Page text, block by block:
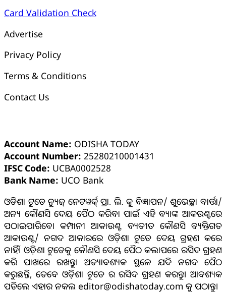
Card Validation Check
Advertise
Privacy Policy
Terms & Conditions
Contact Us
Account Name: ODISHA TODAY
Account Number: 25280210001431
IFSC Code: UCBA0002528
Bank Name: UCO Bank
ଓଡିଶା ଟୁଡେ ନ୍ୟୁଜ୍ ନେଟୱର୍କ୍ ପ୍ରା. ଲି. କୁ ବିଜ୍ଞାପନ/ ଶୁଭେଚ୍ଛା ବାର୍ତ୍ତା/
ଅନ୍ୟ କୌଣସି ଦେୟ ପୈଠ କରିବା ପାଇଁ ଏହି ବ୍ୟାଙ୍କ ଆକଉଣ୍ଟରେ
ପଠାଇପାରିବେ। କମ୍ପାନୀ ଆକାଉଣ୍ଟ ବ୍ୟତୀତ କୌଣସି ବ୍ୟକ୍ତିଗତ
ଆକାଉଣ୍ଟ/ ନଗଦ ଆକାରରେ ଓଡ଼ିଶା ଟୁଡେ ଦେୟ ଗ୍ରହଣ କରେ
ନାହିଁ। ଓଡ଼ିଶା ଟୁଡେକୁ କୌଣସି ଦେୟ ପୈଠ କଲାପରେ ରସିଦ ଗ୍ରହଣ
କରି ପାଖରେ ରଖନ୍ତୁ। ଅତ୍ୟାବଶ୍ୟକ ସ୍ଥଳେ ଯଦି ନଗଦ ପୈଠ
କରୁଛନ୍ତି, ତେବେ ଓଡ଼ିଶା ଟୁଡେ ର ରସିଦ ଗ୍ରହଣ କରନ୍ତୁ। ଆବଶ୍ୟକ
ପଡିଲେ ଏହାର ନକଲ editor@odishatoday.com କୁ ପଠାନ୍ତୁ।